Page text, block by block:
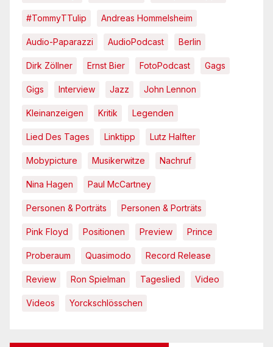
#TommyTTulip Andreas Hommelsheim
Audio-Paparazzi AudioPodcast Berlin
Dirk Zöllner Ernst Bier FotoPodcast Gags
Gigs Interview Jazz John Lennon
Kleinanzeigen Kritik Legenden
Lied Des Tages Linktipp Lutz Halfter
Mobypicture Musikerwitze Nachruf
Nina Hagen Paul McCartney
Personen & Porträts Personen & Porträts
Pink Floyd Positionen Preview Prince
Proberaum Quasimodo Record Release
Review Ron Spielman Tageslied Video
Videos Yorckschlösschen